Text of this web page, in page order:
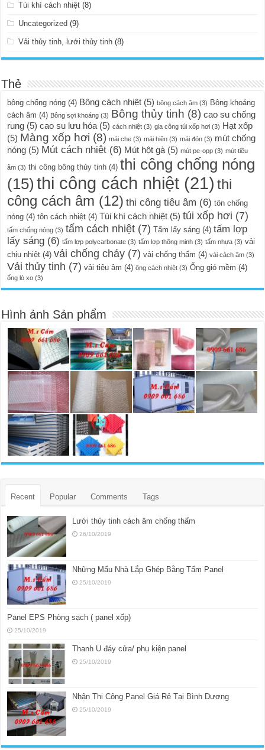
Túi khí cách nhiệt (8)
Uncategorized (9)
Vải thủy tinh, lưới thủy tinh (8)
Thẻ
bông chống nóng (4) Bông cách nhiệt (5) bông cách âm (3) Bông khoáng
cách âm (4) Bông sợi khoáng (3) Bông thủy tinh (8) cao su chống
rung (5) cao su lưu hóa (5) cách nhiệt (3) gia công túi xốp hơi (3) Hạt xốp
(5) Màng xốp hơi (8) mái che (3) mái hiên (3) mái đón (3) mút chống
nóng (5) Mút cách nhiệt (6) Mút hột gà (5) mút pe-opp (3) mút tiêu
âm (3) thi công bông thủy tinh (4) thi công chống nóng
(15) thi công cách nhiệt (21) thi
công cách âm (12) thi công tiêu âm (6) tôn chống
nóng (4) tôn cách nhiệt (4) Túi khí cách nhiệt (5) túi xốp hơi (7)
tấm chống nóng (3) tấm cách nhiệt (7) Tấm lấy sáng (4) tấm lợp
lấy sáng (6) tấm lợp polycarbonate (3) tấm lợp thông minh (3) tấm nhựa (3) vải
chịu nhiệt (4) vải chống cháy (7) vải chống thấm (4) vải cách âm (3)
Vải thủy tinh (7) vải tiêu âm (4) ông cách nhiệt (3) Ống gió mềm (4)
ống lò xo (3)
Hình ảnh Sản phẩm
Recent Popular Comments Tags
Lưới thủy tinh cách âm chống thấm
26/10/2019
Những Mẩu Nhà Lắp Ghép Bằng Tấm Panel
25/10/2019
Panel EPS Phòng sạch ( panel xốp)
25/10/2019
Thanh U đáy cửa/ phụ kiện panel
25/10/2019
Nhận Thi Công Panel Giá Rẻ Tại Bình Dương
25/10/2019